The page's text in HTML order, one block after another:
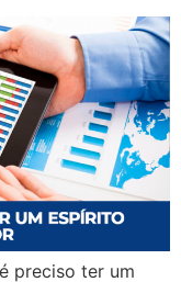
preciso ter um